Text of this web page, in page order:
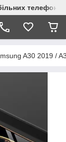
телефонів
A30 2019 /